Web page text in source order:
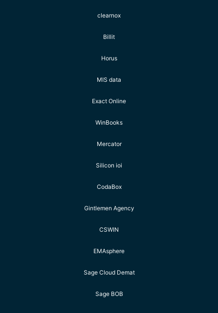
clearnox
Billit
Horus
MIS data
Exact Online
WinBooks
Mercator
Silicon ioi
CodaBox
Gintlemen Agency
CSWIN
EMAsphere
Sage Cloud Demat
Sage BOB